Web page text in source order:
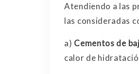
Atendiendo a las
las consideradas
a) Cementos de
calor de